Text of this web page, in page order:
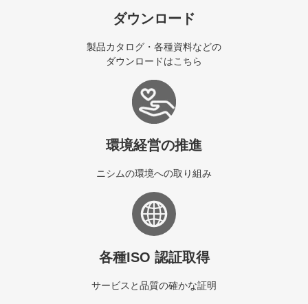
ダウンロード
製品カタログ・各種資料などの
ダウンロードはこちら
環境経営の推進
ニシムの環境への取り組み
各種ISO 認証取得
サービスと品質の確かな証明